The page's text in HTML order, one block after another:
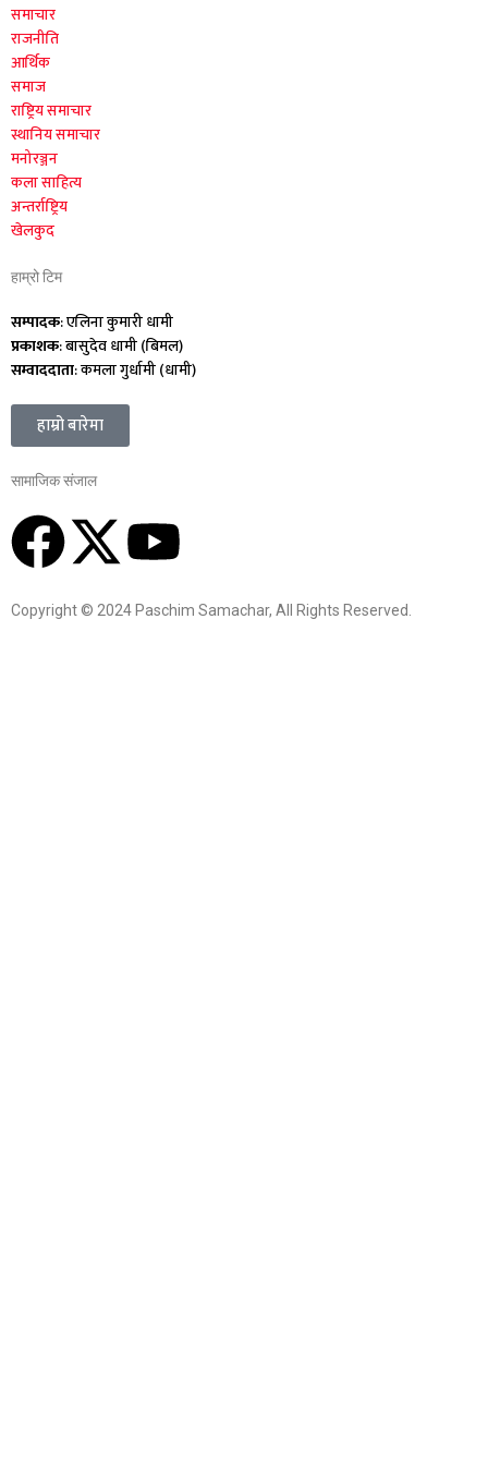
समाचार
राजनीति
आर्थिक
समाज
राष्ट्रिय समाचार
स्थानिय समाचार
मनोरञ्जन
कला साहित्य
अन्तर्राष्ट्रिय
खेलकुद
हाम्रो टिम
सम्पादक: एलिना कुमारी धामी
प्रकाशक: बासुदेव धामी (बिमल)
सम्वाददाता: कमला गुर्धामी (धामी)
हाम्रो बारेमा
सामाजिक संजाल
Copyright © 2024 Paschim Samachar, All Rights Reserved.